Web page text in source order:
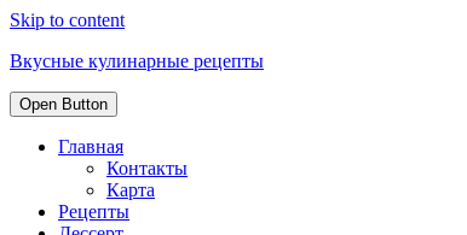
Skip to content
Вкусные кулинарные рецепты
Open Button
Главная
Контакты
Карта
Рецепты